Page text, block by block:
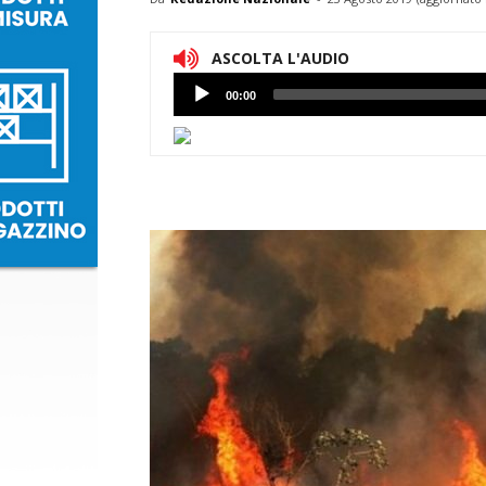
ASCOLTA L'AUDIO
Lettore
Audio
00:00